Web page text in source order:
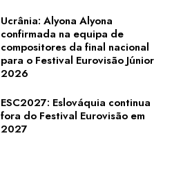
Ucrânia: Alyona Alyona
confirmada na equipa de
compositores da final nacional
para o Festival Eurovisão Júnior
2026
ESC2027: Eslováquia continua
fora do Festival Eurovisão em
2027